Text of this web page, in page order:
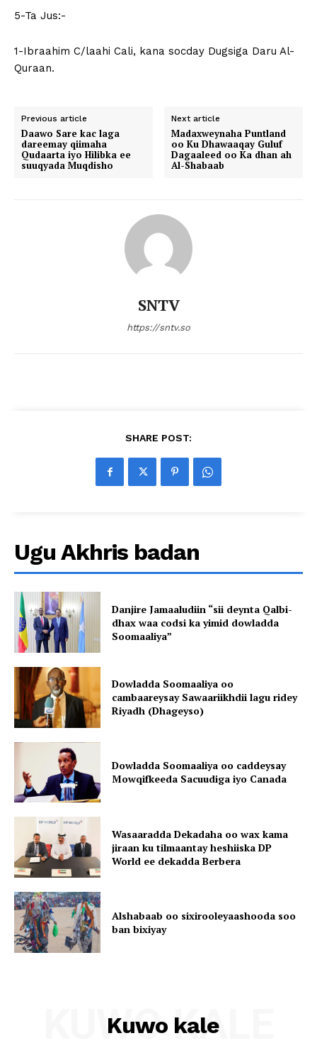
5-Ta Jus:-
1-Ibraahim C/laahi Cali, kana socday Dugsiga Daru Al-
Quraan.
Previous article
Daawo Sare kac laga
dareemay qiimaha
Qudaarta iyo Hilibka ee
suuqyada Muqdisho
Next article
Madaxweynaha Puntland
oo Ku Dhawaaqay Guluf
Dagaaleed oo Ka dhan ah
Al-Shabaab
SNTV
https://sntv.so
SHARE POST:
Ugu Akhris badan
Danjire Jamaaludiin “sii deynta Qalbi-
dhax waa codsi ka yimid dowladda
Soomaaliya”
Dowladda Soomaaliya oo
cambaareysay Sawaariikhdii lagu ridey
Riyadh (Dhageyso)
Dowladda Soomaaliya oo caddeysay
Mowqifkeeda Sacuudiga iyo Canada
Wasaaradda Dekadaha oo wax kama
jiraan ku tilmaantay heshiiska DP
World ee dekadda Berbera
Alshabaab oo sixirooleyaashooda soo
ban bixiyay
Kuwo kale
KUWO KALE